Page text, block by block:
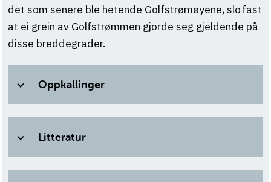
det som senere ble hetende Golfstrømøyene, slo fast
at ei grein av Golfstrømmen gjorde seg gjeldende på
disse breddegrader.
Oppkallinger
Litteratur